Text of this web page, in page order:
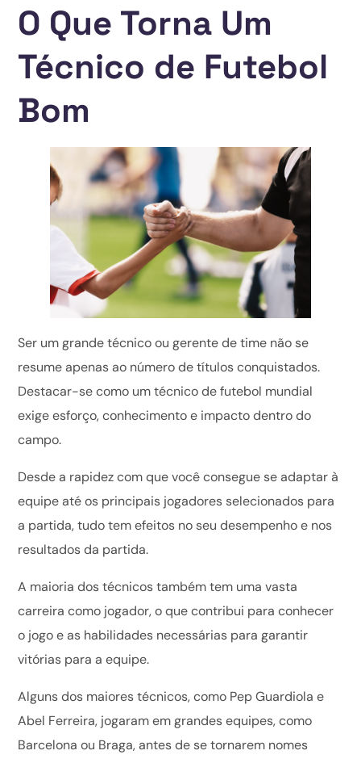
O Que Torna Um
Técnico de Futebol
Bom
Ser um grande técnico ou gerente de time não se
resume apenas ao número de títulos conquistados.
Destacar-se como um técnico de futebol mundial
exige esforço, conhecimento e impacto dentro do
campo.
Desde a rapidez com que você consegue se adaptar à
equipe até os principais jogadores selecionados para
a partida, tudo tem efeitos no seu desempenho e nos
resultados da partida.
A maioria dos técnicos também tem uma vasta
carreira como jogador, o que contribui para conhecer
o jogo e as habilidades necessárias para garantir
vitórias para a equipe.
Alguns dos maiores técnicos, como Pep Guardiola e
Abel Ferreira, jogaram em grandes equipes, como
Barcelona ou Braga, antes de se tornarem nomes